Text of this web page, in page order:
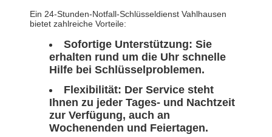
Ein 24-Stunden-Notfall-Schlüsseldienst Vahlhausen
bietet zahlreiche Vorteile:
Sofortige Unterstützung: Sie
erhalten rund um die Uhr schnelle
Hilfe bei Schlüsselproblemen.
Flexibilität: Der Service steht
Ihnen zu jeder Tages- und Nachtzeit
zur Verfügung, auch an
Wochenenden und Feiertagen.